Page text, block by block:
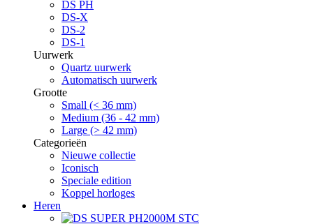
DS PH
DS-X
DS-2
DS-1
Uurwerk
Quartz uurwerk
Automatisch uurwerk
Grootte
Small (< 36 mm)
Medium (36 - 42 mm)
Large (> 42 mm)
Categorieën
Nieuwe collectie
Iconisch
Speciale edition
Koppel horloges
Heren